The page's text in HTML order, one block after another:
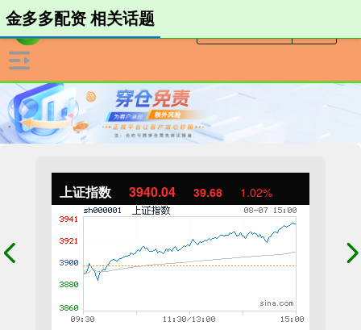
上证指数 3940.04 39.68 1.02%
金多多配资 相关话题